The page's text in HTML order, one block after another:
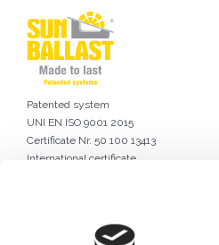
Patented system
UNI EN ISO 9001 2015
Certificate Nr. 50 100 13413
International certificate